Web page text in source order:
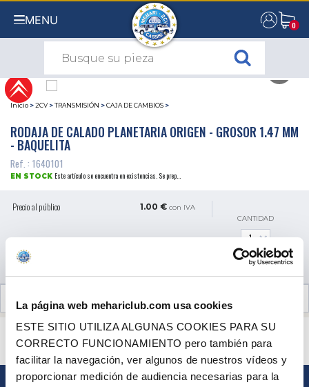
La página web mehariclub.com usa cookies
ESTE SITIO UTILIZA ALGUNAS COOKIES PARA SU
CORRECTO FUNCIONAMIENTO pero también para
facilitar la navegación, ver algunos de nuestros vídeos y
proporcionar medición de audiencia necesarias para la
MENU 0
0
Inicio >2CV >TRANSMISIÓN >CAJA DE CAMBIOS >
RODAJA DE CALADO PLANETARIA ORIGEN - GROSOR 1.47 MM
- BAQUELITA
Ref. : 1640101
EN STOCK Este artículo se encuentra en existencias. Se prep...
Precio al público 1.00 € con IVA
CANTIDAD
OPINIONES DE CLIENTES (0)
¿ALGUNA PREGUNTA? ¿NECESITA AYUDA?
PÓNGASE EN CONTACTO CON NOSOTROS